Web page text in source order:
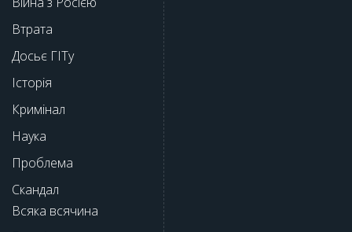
Втрата
Досьє ГІТу
Історія
Кримінал
Наука
Проблема
Скандал
Всяка всячина